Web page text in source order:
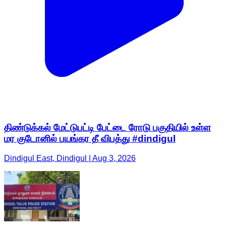
திண்டுக்கல் மேட்டுபட்டி பேட்டை ரோடு பகுதியில் உள்ள
மர குடோனில் பயங்கர தீ விபத்து #dindigul
Dindigul East, Dindigul | Aug 3, 2026